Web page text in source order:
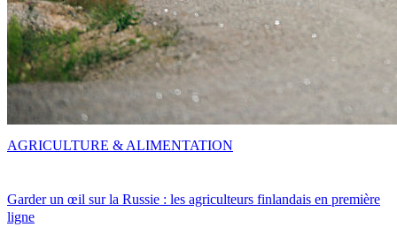
Garder un œil sur la Russie : les agriculteurs finlandais en première
ligne
AGRICULTURE & ALIMENTATION